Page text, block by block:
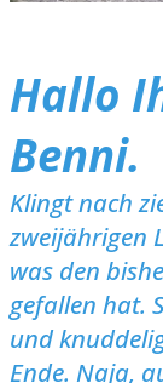
Hallo
Benni.
Klingt nach
zweijährigen
was den
gefallen hat.
und
Ende. Naja,